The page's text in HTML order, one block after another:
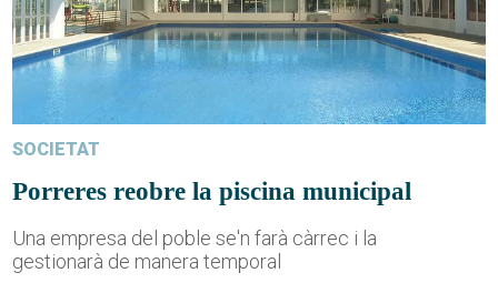
SOCIETAT
Porreres reobre la piscina municipal
Una empresa del poble se'n farà càrrec i la
gestionarà de manera temporal